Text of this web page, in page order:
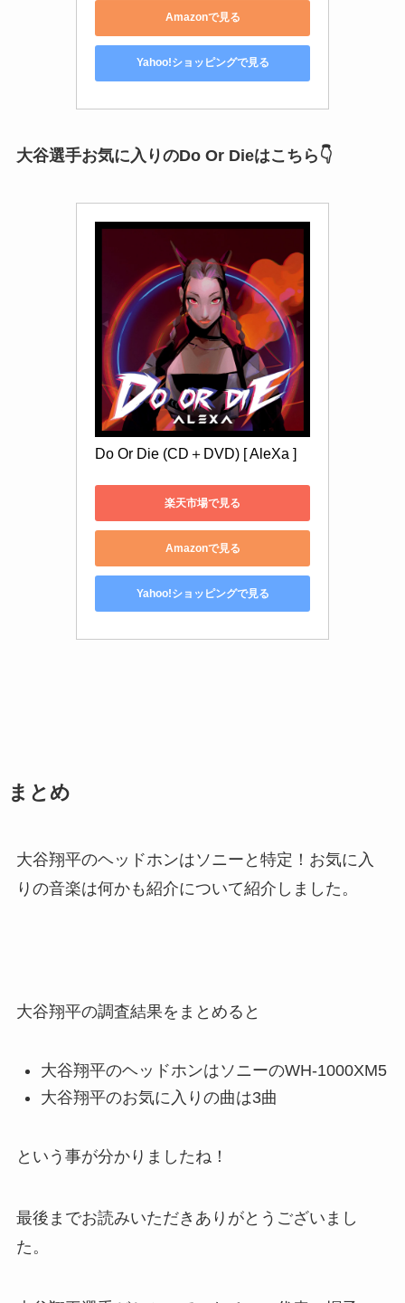
Amazonで見る
Yahoo!ショッピングで見る
大谷選手お気に入りのDo Or Dieはこちら👇
Do Or Die (CD＋DVD) [ AleXa ]
楽天市場で見る
Amazonで見る
Yahoo!ショッピングで見る
まとめ
大谷翔平のヘッドホンはソニーと特定！お気に入
りの音楽は何かも紹介について紹介しました。
大谷翔平の調査結果をまとめると
大谷翔平のヘッドホンはソニーのWH-1000XM5
大谷翔平のお気に入りの曲は3曲
という事が分かりましたね！
最後までお読みいただきありがとうございまし
た。